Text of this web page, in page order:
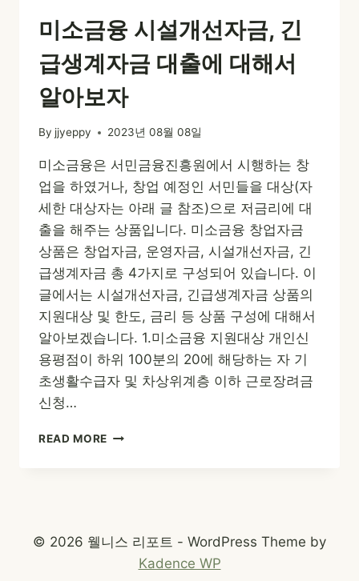
미소금융 시설개선자금, 긴
급생계자금 대출에 대해서
알아보자
By jjyeppy 2023년 08월 08일
미소금융은 서민금융진흥원에서 시행하는 창
업을 하였거나, 창업 예정인 서민들을 대상(자
세한 대상자는 아래 글 참조)으로 저금리에 대
출을 해주는 상품입니다. 미소금융 창업자금
상품은 창업자금, 운영자금, 시설개선자금, 긴
급생계자금 총 4가지로 구성되어 있습니다. 이
글에서는 시설개선자금, 긴급생계자금 상품의
지원대상 및 한도, 금리 등 상품 구성에 대해서
알아보겠습니다. 1.미소금융 지원대상 개인신
용평점이 하위 100분의 20에 해당하는 자 기
초생활수급자 및 차상위계층 이하 근로장려금
신청…
READ MORE
개
선
© 2026 웰니스 리포트 - WordPress Theme by
Kadence WP